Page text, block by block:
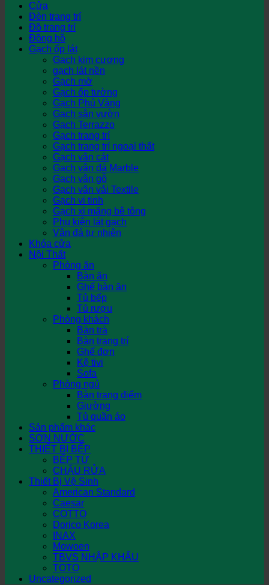
Cửa
Đèn trang trí
Đồ trang trí
Đồng hồ
Gạch ốp lát
Gạch kim cương
gạch lát nền
Gạch mờ
Gạch ốp tường
Gạch Phủ Vàng
Gạch sân vườn
Gạch Terrazzo
Gạch trang trí
Gạch trang trí ngoại thất
Gạch vân cát
Gạch vân đá Marble
Gạch vân gỗ
Gạch vân vải Textile
Gạch vi tinh
Gạch xi măng bê tông
Phụ kiện lát gạch
Vân đá tự nhiên
Khóa cửa
Nội Thất
Phòng ăn
Bàn ăn
Ghế bàn ăn
Tủ bếp
Tủ rượu
Phòng khách
Bàn trà
Bàn trang trí
Ghế đơn
Kệ tivi
Sofa
Phòng ngủ
Bàn trang điểm
Giường
Tủ quần áo
Sản phẩm khác
SƠN NƯỚC
THIẾT BỊ BẾP
BẾP TỪ
CHẬU RỬA
Thiết Bị Vệ Sinh
American Standard
Caesar
COTTO
Dorico Korea
INAX
Mowoen
TBVS NHẬP KHẨU
TOTO
Uncategorized